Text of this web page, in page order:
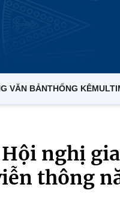
VĂN BẢNTHỐNG KÊ
nghị
thông